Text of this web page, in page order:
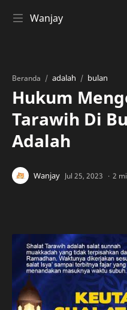
Wanjay
Beranda adalah bulan
Hukum
Tarawih Di
Adalah
2